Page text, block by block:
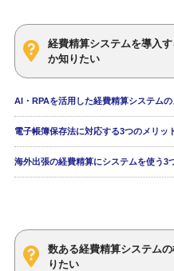
経費精算システムを導入
か知りたい
AI・RPAを活用した経費精算システム
電子帳簿保存法に対応する3つのメリッ
海外出張の経費精算にシステムを使う3
数ある経費精算システム
りたい